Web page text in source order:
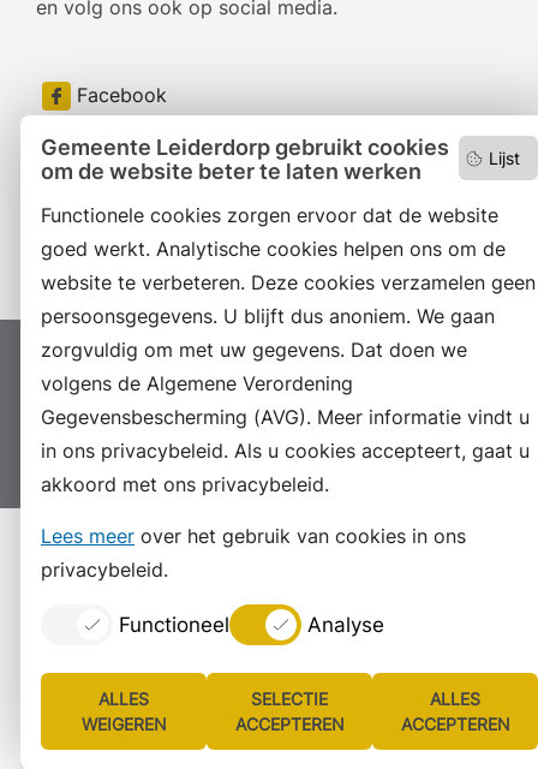
Lijst
Gemeente Leiderdorp gebruikt cookies
om de website beter te laten werken
Functionele cookies zorgen ervoor dat de website
goed werkt. Analytische cookies helpen ons om de
website te verbeteren. Deze cookies verzamelen geen
persoonsgegevens. U blijft dus anoniem. We gaan
zorgvuldig om met uw gegevens. Dat doen we
volgens de Algemene Verordening
Gegevensbescherming (AVG). Meer informatie vindt u
in ons privacybeleid. Als u cookies accepteert, gaat u
akkoord met ons privacybeleid.
Lees meer over het gebruik van cookies in ons
privacybeleid.
Functioneel Analyse
ALLES
WEIGEREN
SELECTIE
ACCEPTEREN
ALLES
ACCEPTEREN
LijstConsent
en volg ons ook op social media.
Facebook
RSS
Instagram
Proclaimer Colofon
Toegankelijkheid
Sitemap
Privacyverklaring
Servicenormen
Suggesties
Archief Vacatures